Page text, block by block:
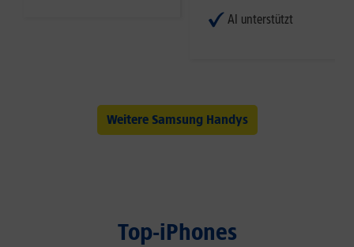
AI unterstützt
Weitere Samsung Handys
Top-iPhones